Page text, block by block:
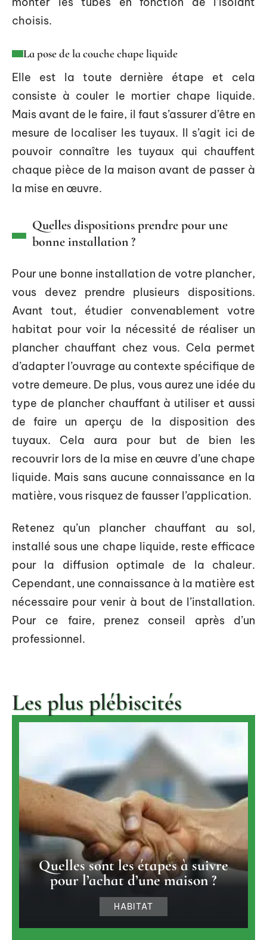
choisis.
La pose de la couche chape liquide
Elle est la toute dernière étape et cela
consiste à couler le mortier chape liquide.
Mais avant de le faire, il faut s’assurer d’être en
mesure de localiser les tuyaux. Il s’agit ici de
pouvoir connaître les tuyaux qui chauffent
chaque pièce de la maison avant de passer à
la mise en œuvre.
Quelles dispositions prendre pour une
bonne installation ?
Pour une bonne installation de votre plancher,
vous devez prendre plusieurs dispositions.
Avant tout, étudier convenablement votre
habitat pour voir la nécessité de réaliser un
plancher chauffant chez vous. Cela permet
d’adapter l’ouvrage au contexte spécifique de
votre demeure. De plus, vous aurez une idée du
type de plancher chauffant à utiliser et aussi
de faire un aperçu de la disposition des
tuyaux. Cela aura pour but de bien les
recouvrir lors de la mise en œuvre d’une chape
liquide. Mais sans aucune connaissance en la
matière, vous risquez de fausser l’application.
Retenez qu’un plancher chauffant au sol,
installé sous une chape liquide, reste efficace
pour la diffusion optimale de la chaleur.
Cependant, une connaissance à la matière est
nécessaire pour venir à bout de l’installation.
Pour ce faire, prenez conseil après d’un
professionnel.
Les plus plébiscités
Quelles sont les étapes à suivre
pour l’achat d’une maison ?
HABITAT